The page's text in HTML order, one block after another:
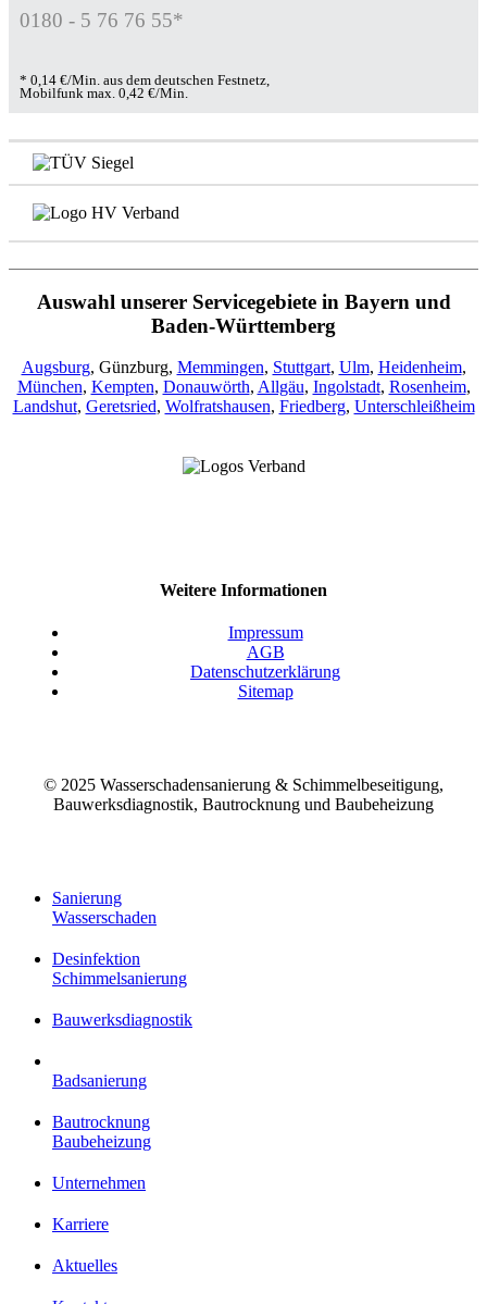
0180 - 5 76 76 55*
* 0,14 €/Min. aus dem deutschen Festnetz,
Mobilfunk max. 0,42 €/Min.
Auswahl unserer Servicegebiete in Bayern und
Baden-Württemberg
Augsburg, Günzburg, Memmingen, Stuttgart, Ulm, Heidenheim,
München, Kempten, Donauwörth, Allgäu, Ingolstadt, Rosenheim,
Landshut, Geretsried, Wolfratshausen, Friedberg, Unterschleißheim
Weitere Informationen
Impressum
AGB
Datenschutzerklärung
Sitemap
© 2025 Wasserschadensanierung & Schimmelbeseitigung,
Bauwerksdiagnostik, Bautrocknung und Baubeheizung
Close
Sanierung
Wasserschaden
Desinfektion
Schimmelsanierung
Bauwerksdiagnostik
Badsanierung
Bautrocknung
Baubeheizung
Unternehmen
Karriere
Aktuelles